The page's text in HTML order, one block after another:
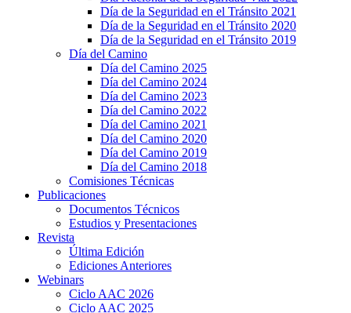
Día de la Seguridad en el Tránsito 2021
Día de la Seguridad en el Tránsito 2020
Día de la Seguridad en el Tránsito 2019
Día del Camino
Día del Camino 2025
Día del Camino 2024
Día del Camino 2023
Día del Camino 2022
Día del Camino 2021
Día del Camino 2020
Día del Camino 2019
Día del Camino 2018
Comisiones Técnicas
Publicaciones
Documentos Técnicos
Estudios y Presentaciones
Revista
Última Edición
Ediciones Anteriores
Webinars
Ciclo AAC 2026
Ciclo AAC 2025